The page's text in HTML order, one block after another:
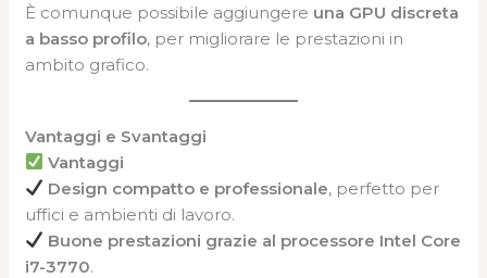
È comunque possibile aggiungere una GPU discreta
a basso profilo, per migliorare le prestazioni in
ambito grafico.
Vantaggi e Svantaggi
Vantaggi
Design compatto e professionale, perfetto per
uffici e ambienti di lavoro.
Buone prestazioni grazie al processore Intel Core
i7-3770.